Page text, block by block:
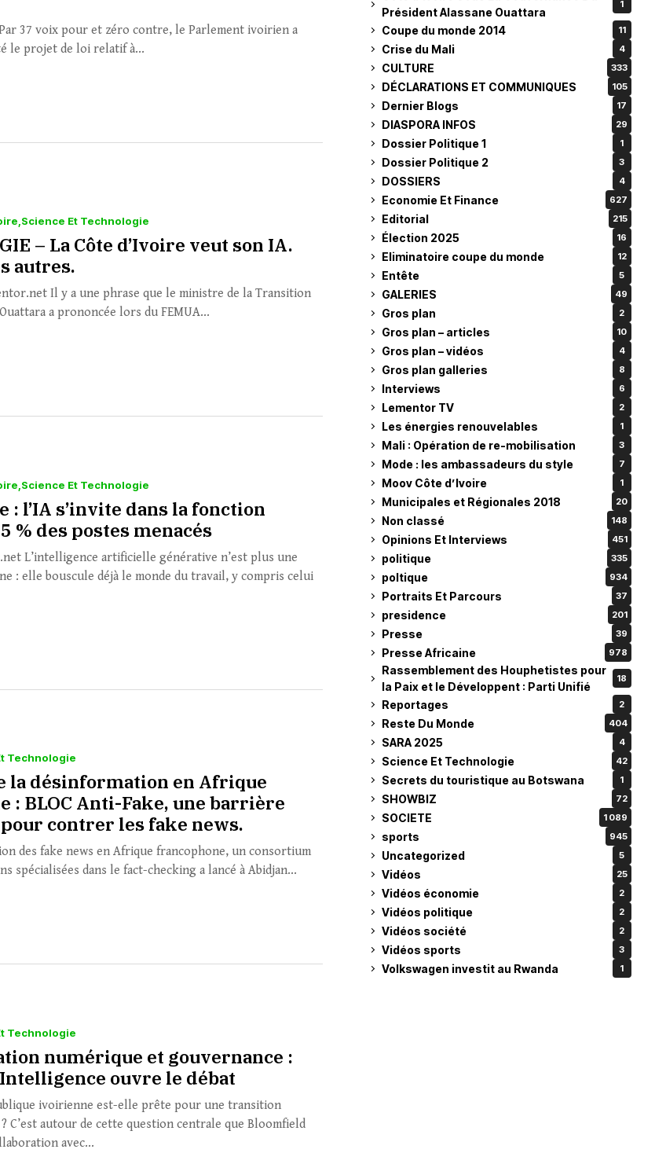
37 voix pour et zéro contre, le Parlement ivoirien a
le projet de loi relatif à...
Science Et Technologie
– La Côte d’Ivoire veut son IA.
autres.
Il y a une phrase que le ministre de la Transition
a prononcée lors du FEMUA...
Science Et Technologie
: l’IA s’invite dans la fonction
% des postes menacés
L’intelligence artificielle générative n’est plus une
: elle bouscule déjà le monde du travail, y compris celui
Technologie
la désinformation en Afrique
: BLOC Anti-Fake, une barrière
contrer les fake news.
des fake news en Afrique francophone, un consortium
spécialisées dans le fact-checking a lancé à Abidjan...
Technologie
numérique et gouvernance :
ouvre le débat
ivoirienne est-elle prête pour une transition
C’est autour de cette question centrale que Bloomfield
avec...
Président Alassane Ouattara
1
Coupe du monde 2014 11
Crise du Mali 4
CULTURE 333
DÉCLARATIONS ET COMMUNIQUES 105
Dernier Blogs 17
DIASPORA INFOS 29
Dossier Politique 1 1
Dossier Politique 2 3
DOSSIERS 4
Economie Et Finance 627
Editorial 215
Élection 2025 16
Eliminatoire coupe du monde 12
Entête 5
GALERIES 49
Gros plan 2
Gros plan – articles 10
Gros plan – vidéos 4
Gros plan galleries 8
Interviews 6
Lementor TV 2
Les énergies renouvelables 1
Mali : Opération de re-mobilisation 3
Mode : les ambassadeurs du style 7
Moov Côte d’Ivoire 1
Municipales et Régionales 2018 20
Non classé 148
Opinions Et Interviews 451
politique 335
poltique 934
Portraits Et Parcours 37
presidence 201
Presse 39
Presse Africaine 978
Rassemblement des Houphetistes pour
la Paix et le Développent : Parti Unifié
18
Reportages 2
Reste Du Monde 404
SARA 2025 4
Science Et Technologie 42
Secrets du touristique au Botswana 1
SHOWBIZ 72
SOCIETE 1 089
sports 945
Uncategorized 5
Vidéos 25
Vidéos économie 2
Vidéos politique 2
Vidéos société 2
Vidéos sports 3
Volkswagen investit au Rwanda 1